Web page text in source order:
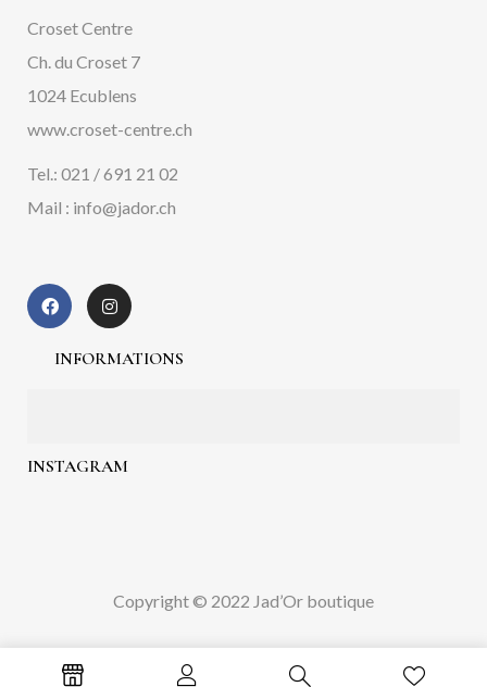
Croset Centre
Ch. du Croset 7
1024 Ecublens
www.croset-centre.ch
Tel.: 021 / 691 21 02
Mail : info@jador.ch
INFORMATIONS
INSTAGRAM
Copyright © 2022 Jad’Or boutique